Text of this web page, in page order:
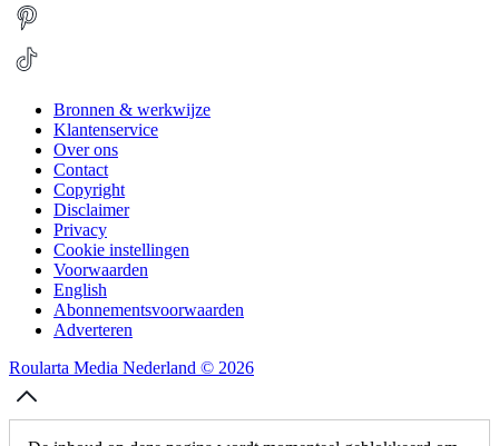
Bronnen & werkwijze
Klantenservice
Over ons
Contact
Copyright
Disclaimer
Privacy
Cookie instellingen
Voorwaarden
English
Abonnementsvoorwaarden
Adverteren
Roularta Media Nederland © 2026